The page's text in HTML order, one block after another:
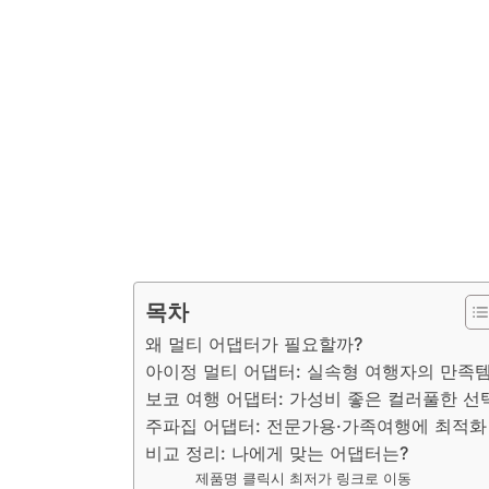
목차
왜 멀티 어댑터가 필요할까?
아이정 멀티 어댑터: 실속형 여행자의 만족
보코 여행 어댑터: 가성비 좋은 컬러풀한 선
주파집 어댑터: 전문가용·가족여행에 최적화
비교 정리: 나에게 맞는 어댑터는?
제품명 클릭시 최저가 링크로 이동